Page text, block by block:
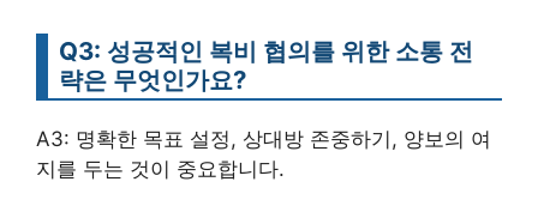
Q3: 성공적인 복비 협의를 위한 소통 전
략은 무엇인가요?
A3: 명확한 목표 설정, 상대방 존중하기, 양보의 여
지를 두는 것이 중요합니다.